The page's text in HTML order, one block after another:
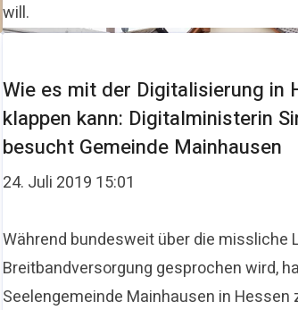
will.
Wie es mit der Digitalisierung in
klappen kann: Digitalministerin
besucht Gemeinde Mainhausen
24. Juli 2019 15:01
Während bundesweit über die missliche
Breitbandversorgung gesprochen wird,
Seelengemeinde Mainhausen in